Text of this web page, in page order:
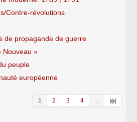
Contre-révolutions
de propagande de guerre
Nouveau »
peuple
européenne
1 2 3 4 ...